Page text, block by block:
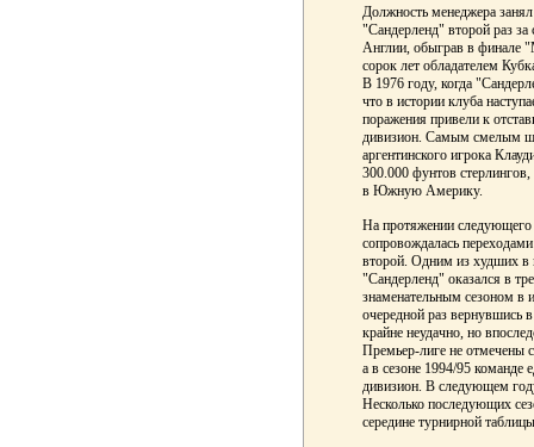
Должность менеджера
"Сандерленд" второй раз
Англии, обыграв в финале
сорок лет обладателем
В 1976 году, когда
что в истории клуба
поражения привели к
дивизион. Самым смелым
аргентинского игрока
300.000 фунтов стерлингов,
в Южную Америку.
На протяжении следующего
сопровождалась
второй. Одним из худших в
"Сандерленд" оказался в
знаменательным сезоном в
очередной раз вернувшись
крайне неудачно, но
Премьер-лиге не отмечены
а в сезоне 1994/95 команде
дивизион. В следующем
Несколько последующих
середине турнирной